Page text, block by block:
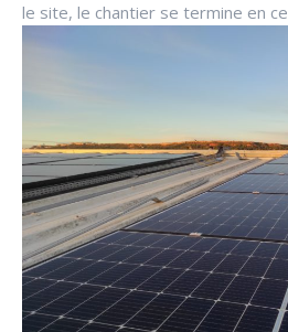
le site, le chantier se termine en